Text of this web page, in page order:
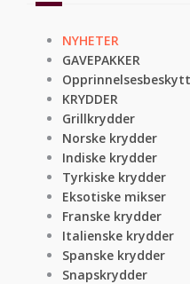
NYHETER
GAVEPAKKER
KRYDDER
Grillkrydder
Norske krydder
Indiske krydder
Tyrkiske krydder
Eksotiske mikser
Franske krydder
Italienske krydder
Spanske krydder
Snapskrydder